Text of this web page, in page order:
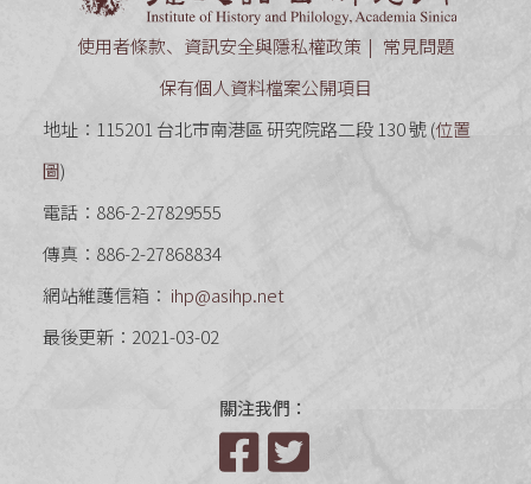
使用者條款、資訊安全與隱私權政策
常見問題
保有個人資料檔案公開項目
地址：115201 台北市南港區 研究院路二段 130 號 (位置
圖)
電話：886-2-27829555
傳真：886-2-27868834
網站維護信箱： ihp@asihp.net
最後更新：2021-03-02
關注我們：
Facebook